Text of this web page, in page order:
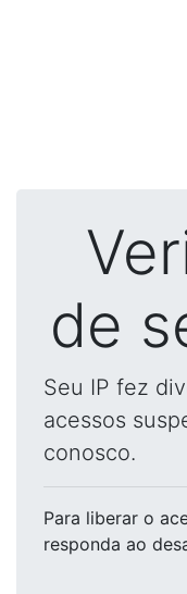
de
Seu IP fez
acessos
conosco.
Para liberar o
responda ao